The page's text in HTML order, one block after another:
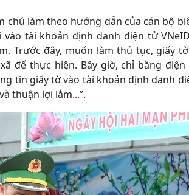
chú làm theo hướng dẫn của cán bộ
tài khoản định danh điện tử
Trước đây, muốn làm thủ tục, giấy
để thực hiện. Bây giờ, chỉ bằng
tin giấy tờ vào tài khoản định danh
thuận lợi lắm...”.